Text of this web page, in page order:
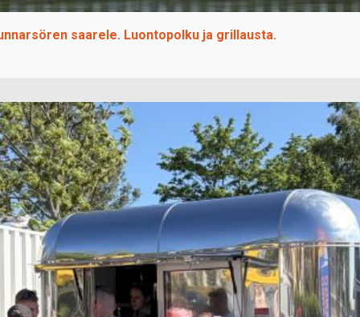
saarele. Luontopolku ja grillausta.